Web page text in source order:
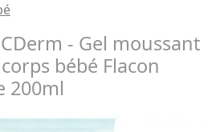
- Gel moussant
bébé Flacon
200ml